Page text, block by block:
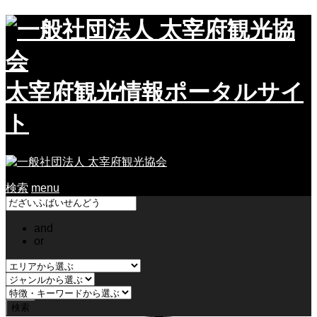
太宰府観光情報ポータルサイ
ト
検索 menu
and
or